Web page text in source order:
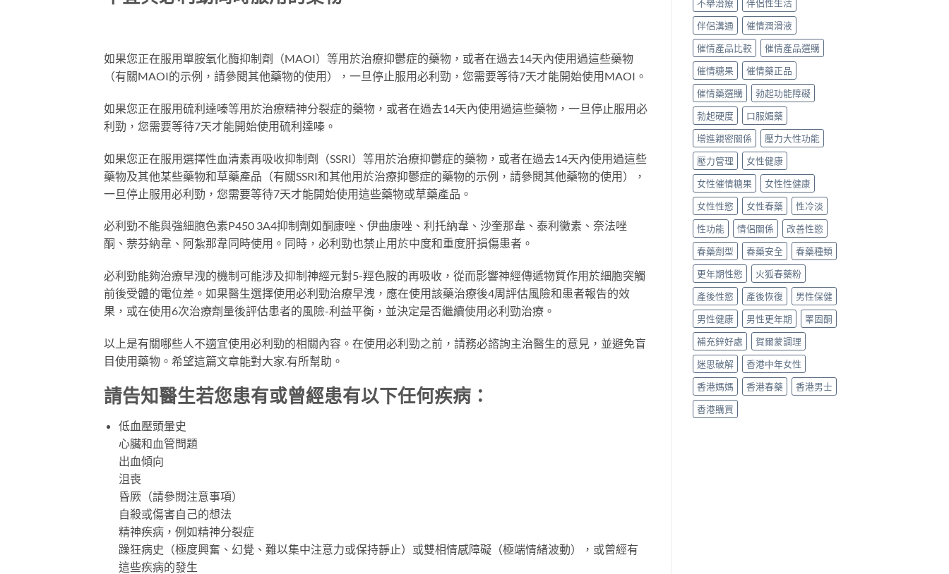
如果您正在服用單胺氧化酶抑制劑（MAOI）等用於治療抑鬱症的藥物，或者在過去14天內使用過這些藥物
（有關MAOI的示例，請參閱其他藥物的使用），一旦停止服用必利勁，您需要等待7天才能開始使用MAOI。
如果您正在服用硫利達嗪等用於治療精神分裂症的藥物，或者在過去14天內使用過這些藥物，一旦停止服用必
利勁，您需要等待7天才能開始使用硫利達嗪。
如果您正在服用選擇性血清素再吸收抑制劑（SSRI）等用於治療抑鬱症的藥物，或者在過去14天內使用過這些
藥物及其他某些藥物和草藥產品（有關SSRI和其他用於治療抑鬱症的藥物的示例，請參閱其他藥物的使用），
一旦停止服用必利勁，您需要等待7天才能開始使用這些藥物或草藥產品。
必利勁不能與強細胞色素P450 3A4抑制劑如酮康唑、伊曲康唑、利托納韋、沙奎那韋、泰利黴素、奈法唑
酮、萘芬納韋、阿紮那韋同時使用。同時，必利勁也禁止用於中度和重度肝損傷患者。
必利勁能夠治療早洩的機制可能涉及抑制神經元對5-羥色胺的再吸收，從而影響神經傳遞物質作用於細胞突觸
前後受體的電位差。如果醫生選擇使用必利勁治療早洩，應在使用該藥治療後4周評估風險和患者報告的效
果，或在使用6次治療劑量後評估患者的風險-利益平衡，並決定是否繼續使用必利勁治療。
以上是有關哪些人不適宜使用必利勁的相關內容。在使用必利勁之前，請務必諮詢主治醫生的意見，並避免盲
目使用藥物。希望這篇文章能對大家.有所幫助。
請告知醫生若您患有或曾經患有以下任何疾病：
低血壓頭暈史
心臟和血管問題
出血傾向
沮喪
昏厥（請參閱注意事項）
自殺或傷害自己的想法
精神疾病，例如精神分裂症
躁狂病史（極度興奮、幻覺、難以集中注意力或保持靜止）或雙相情感障礙（極端情緒波動），或曾經有
這些疾病的發生
價
與
安
全
性
分
析〉
中
催
情
興
奮
劑
真
實
用
家
評
測〉
中
有
效
嗎？
速
溶
催
情
藥
劑
用
家
真
實
分
享〉
中
不舉治療
伴侶性生活
伴侶溝通
催情潤滑液
催情產品比較
催情產品選購
催情糖果
催情藥正品
催情藥選購
勃起功能障礙
勃起硬度
口服媚藥
增進親密關係
壓力大性功能
壓力管理
女性健康
女性催情糖果
女性性健康
女性性慾
女性春藥
性冷淡
性功能
情侶關係
改善性慾
春藥劑型
春藥安全
春藥種類
更年期性慾
火狐春藥粉
產後性慾
產後恢復
男性保健
男性健康
男性更年期
睪固酮
補充鋅好處
賀爾蒙調理
迷思破解
香港中年女性
香港媽媽
香港春藥
香港男士
香港購買